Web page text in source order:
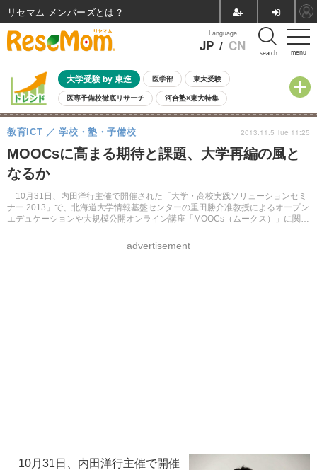
menu
Language
JP / CN search
大学受験 by 東進 医学部 東大受験
医専予備校徹底リサーチ 河合塾×東大特集
親子で考える大学選び 高校受験 中学受験 小学校受験
共通テスト 夏休み 8月開催学校説明会・相談会
8月開催イベント・WS 全国公立高校 過去問 人気記事
自由研究教材（小学生向け）
MOOCsに高まる期待と課題、大学再編の風と
なるか
10月31日、内田洋行主催で開催された「大学・高校実践ソリューションセミ
ナー 2013」で、北海道大学情報基盤センターの重田勝介准教授によるオープン
エデュケーションや大規模公開オンライン講座「MOOCs（ムークス）」に関す
教育ICT 学校・塾・予備校
advertisement
2013.11.5 Tue 11:25
10月31日、内田洋行主催で開催
リセマム メンバーズ